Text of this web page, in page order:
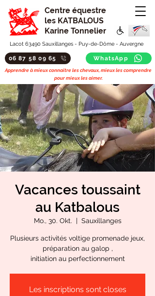
Centre équestre
les KATBALOUS
Karine Tonnelier
Lacot 63490 Sauxillanges - Puy-de-Dôme - Auvergne
06 87 58 09 65 WhatsApp
Apprendre à mieux connaitre les chevaux, mieux les comprendre
pour mieux les aimer.
Vacances toussaint
au Katbalous
Mo., 30. Okt.
  |
Sauxillanges
Plusieurs activités voltige promenade jeux,
préparation au galop ,
initiation au perfectionnement
Les inscriptions sont closes